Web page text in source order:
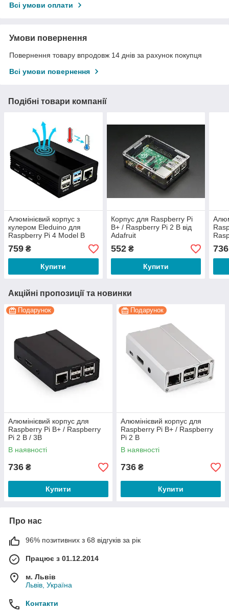
Всі умови оплати
Умови повернення
Повернення товару впродовж 14 днів за рахунок покупця
Всі умови повернення
Подібні товари компанії
Алюмінієвий корпус з
кулером Eleduino для
Raspberry Pi 4 Model B
759 ₴
Купити
Корпус для Raspberry Pi
B+ / Raspberry Pi 2 B від
Adafruit
552₴
Купити
736
Акційні пропозиції та новинки
Подарунок
Алюмінієвий корпус для
Raspberry Pi B+ / Raspberry
Pi 2 B / 3B
В наявності
736 ₴
Купити
Подарунок
Алюмінієвий корпус для
Raspberry Pi B+ / Raspberry
Pi 2 B
В наявності
736 ₴
Купити
Про нас
96% позитивних з 68 відгуків за рік
Працює з 01.12.2014
м. Львів
Львів, Україна
Контакти